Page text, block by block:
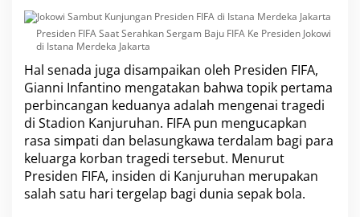
J
a
k
a
r
t
a
Presiden FIFA Saat Serahkan Sergam Baju FIFA Ke Presiden Jokowi
di Istana Merdeka Jakarta
Hal senada juga disampaikan oleh Presiden FIFA,
Gianni Infantino mengatakan bahwa topik pertama
perbincangan keduanya adalah mengenai tragedi
di Stadion Kanjuruhan. FIFA pun mengucapkan
rasa simpati dan belasungkawa terdalam bagi para
keluarga korban tragedi tersebut. Menurut
Presiden FIFA, insiden di Kanjuruhan merupakan
salah satu hari tergelap bagi dunia sepak bola.